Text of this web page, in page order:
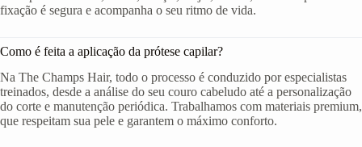
fixação é segura e acompanha o seu ritmo de vida.
Como é feita a aplicação da prótese capilar?
Na The Champs Hair, todo o processo é conduzido por especialistas
treinados, desde a análise do seu couro cabeludo até a personalização
do corte e manutenção periódica. Trabalhamos com materiais premium,
que respeitam sua pele e garantem o máximo conforto.